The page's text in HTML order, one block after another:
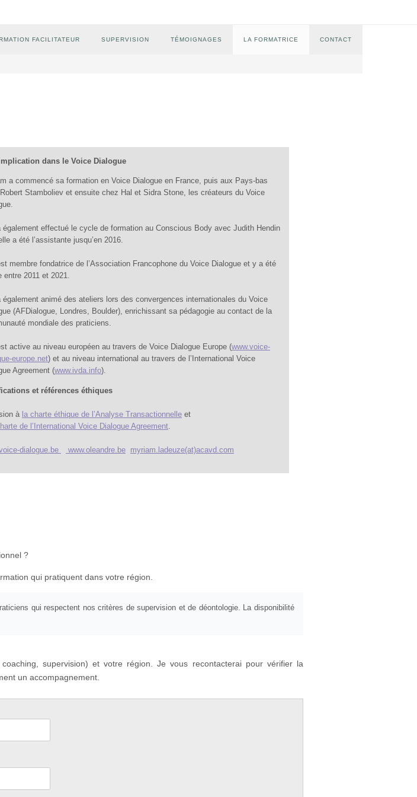
FACILITATEUR SUPERVISION TÉMOIGNAGES LA FORMATRICE CONTACT
dans le Voice Dialogue
a commencé sa formation en Voice Dialogue en France, puis aux Pays-bas
Stamboliev et ensuite chez Hal et Sidra Stone, les créateurs du Voice
également effectué le cycle de formation au Conscious Body avec Judith Hendin
a été l’assistante jusqu’en 2016.
membre fondatrice de l’Association Francophone du Voice Dialogue et y a été
entre 2011 et 2021.
également animé des ateliers lors des convergences internationales du Voice
(AFDialogue, Londres, Boulder), enrichissant sa pédagogie au contact de la
mondiale des praticiens.
active au niveau européen au travers de Voice Dialogue Europe (www.voice-
europe.net) et au niveau international au travers de l’International Voice
Agreement (www.ivda.info).
et références éthiques
à la charte éthique de l’Analyse Transactionnelle et
de l’International Voice Dialogue Agreement.
dialogue.be www.oleandre.be myriam.ladeuze(at)acavd.com
?
qui pratiquent dans votre région.
qui respectent nos critères de supervision et de déontologie. La disponibilité
supervision) et votre région. Je vous recontacterai pour vérifier la
un accompagnement.